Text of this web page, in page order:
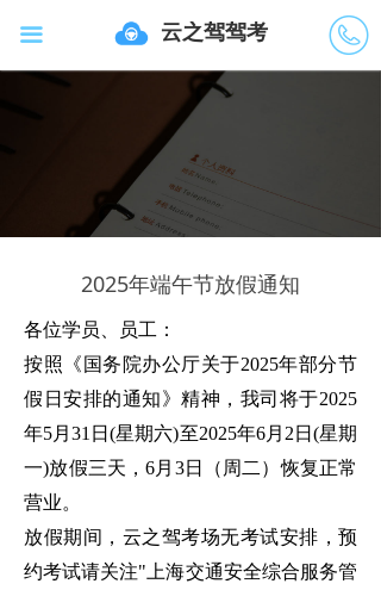
云之驾驾考
끀
40072
2025年端午节放假通知
各位学员、员工 ：
按照 《国务院办公厅关于2025年部分节
假日安排的通知》精神 ，我司将于2025
年5月31日(星期六)至2025年6月2日(星期
一)放假三天，6月3日 （ 周二 ）恢复正常
营业。
放假期间，云之驾考场无考试安排，预
约考试请关注"上海交通安全综合服务管